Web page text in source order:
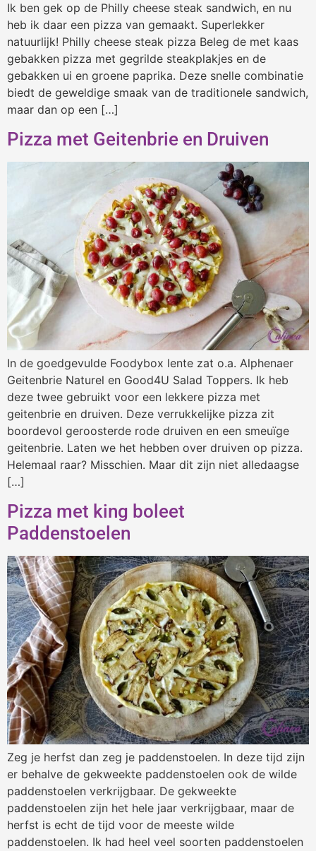
Ik ben gek op de Philly cheese steak sandwich, en nu
heb ik daar een pizza van gemaakt. Superlekker
natuurlijk! Philly cheese steak pizza Beleg de met kaas
gebakken pizza met gegrilde steakplakjes en de
gebakken ui en groene paprika. Deze snelle combinatie
biedt de geweldige smaak van de traditionele sandwich,
maar dan op een […]
Pizza met Geitenbrie en Druiven
In de goedgevulde Foodybox lente zat o.a. Alphenaer
Geitenbrie Naturel en Good4U Salad Toppers. Ik heb
deze twee gebruikt voor een lekkere pizza met
geitenbrie en druiven. Deze verrukkelijke pizza zit
boordevol geroosterde rode druiven en een smeuïge
geitenbrie. Laten we het hebben over druiven op pizza.
Helemaal raar? Misschien. Maar dit zijn niet alledaagse
[…]
Pizza met king boleet
Paddenstoelen
Zeg je herfst dan zeg je paddenstoelen. In deze tijd zijn
er behalve de gekweekte paddenstoelen ook de wilde
paddenstoelen verkrijgbaar. De gekweekte
paddenstoelen zijn het hele jaar verkrijgbaar, maar de
herfst is echt de tijd voor de meeste wilde
paddenstoelen. Ik had heel veel soorten paddenstoelen